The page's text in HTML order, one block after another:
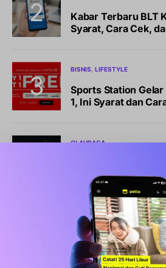
Kabar Terbaru BLT
Syarat, Cara Cek,
BISNIS LIFESTYLE
Sports Station
1, Ini Syarat dan
OLAHRAGA
Debut Manis
Bawa Indonesia
NEWS
Pemkot Makassar
Pemilahan Sampah,